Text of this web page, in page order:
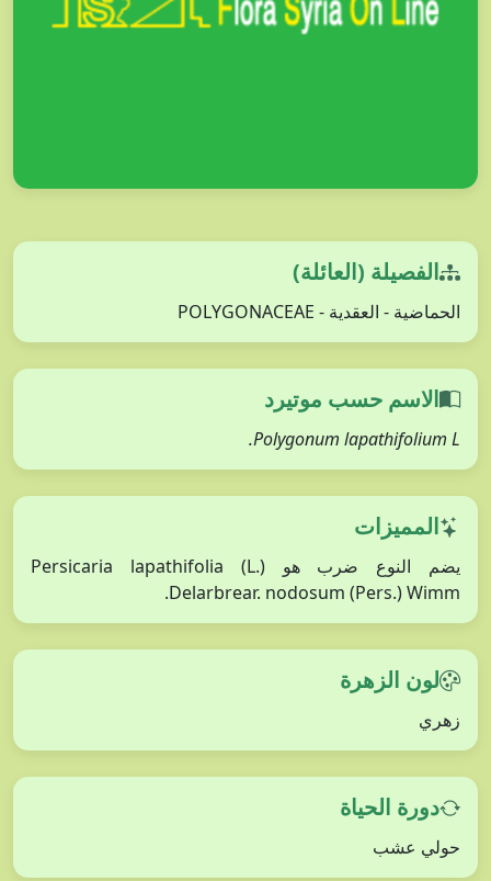
الفصيلة (العائلة)
الحماضية - العقدية - POLYGONACEAE
الاسم حسب موتيرد
Polygonum lapathifolium L.
المميزات
يضم النوع ضرب هو Persicaria lapathifolia (L.)
Delarbrear. nodosum (Pers.) Wimm.
لون الزهرة
زهري
دورة الحياة
حولي عشب